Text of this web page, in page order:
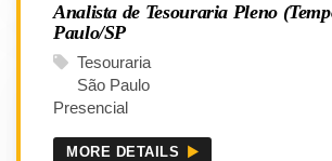
Analista de Tesouraria Pleno
Paulo/SP
Tesouraria
São Paulo
Presencial
MORE DETAILS